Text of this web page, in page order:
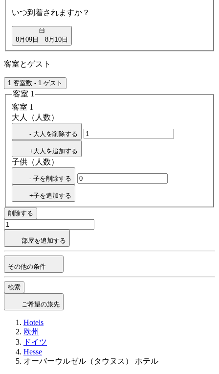
いつ到着されますか？
8月09日 8月10日
客室とゲスト
1 客室数 - 1 ゲスト
客室 1
客室 1
大人（人数）
- 大人を削除する
+大人を追加する
子供（人数）
- 子を削除する
+子を追加する
削除する
部屋を追加する
その他の条件
検索
ご希望の旅先
Hotels
欧州
ドイツ
Hesse
オーバーウルゼル（タウヌス） ホテル